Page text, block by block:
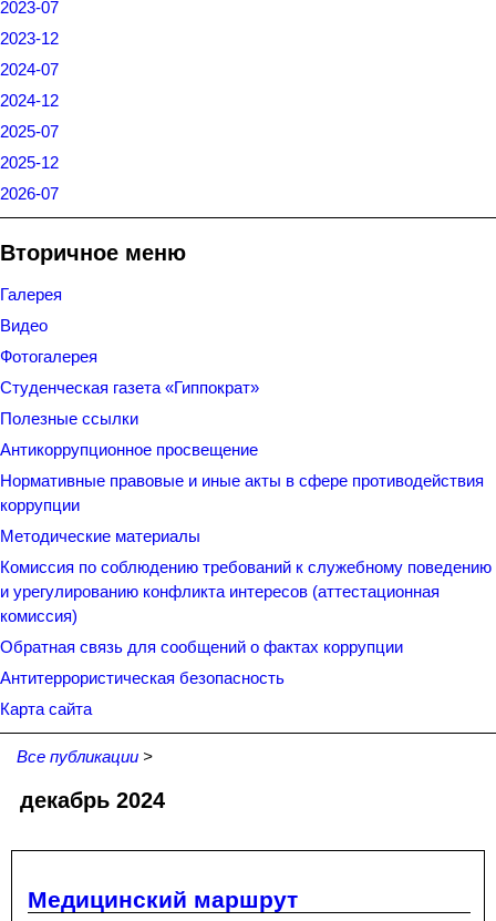
2023-07
2023-12
2024-07
2024-12
2025-07
2025-12
2026-07
Вторичное меню
Галерея
Видео
Фотогалерея
Студенческая газета «Гиппократ»
Полезные ссылки
Антикоррупционное просвещение
Нормативные правовые и иные акты в сфере противодействия
коррупции
Методические материалы
Комиссия по соблюдению требований к служебному поведению
и урегулированию конфликта интересов (аттестационная
комиссия)
Обратная связь для сообщений о фактах коррупции
Антитеррористическая безопасность
Карта сайта
Все публикации >
декабрь 2024
Медицинский маршрут